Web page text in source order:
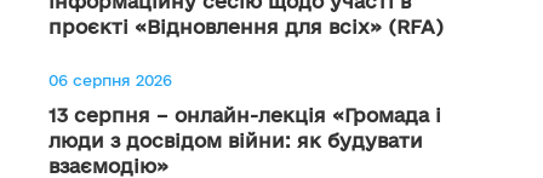
проєкті «Відновлення для всіх» (RFA)
06 серпня 2026
13 серпня – онлайн-лекція «Громада і
люди з досвідом війни: як будувати
взаємодію»